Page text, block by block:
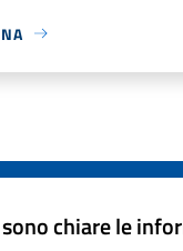
chiare le